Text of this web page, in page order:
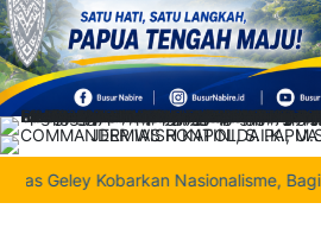
Geley Kobarkan Nasionalisme,